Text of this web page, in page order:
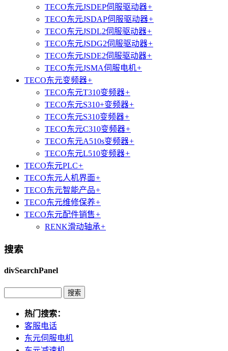
TECO东元JSDEP伺服驱动器+
TECO东元JSDAP伺服驱动器+
TECO东元JSDL2伺服驱动器+
TECO东元JSDG2伺服驱动器+
TECO东元JSDE2伺服驱动器+
TECO东元JSMA伺服电机+
TECO东元变频器+
TECO东元T310变频器+
TECO东元S310+变频器+
TECO东元S310变频器+
TECO东元C310变频器+
TECO东元A510s变频器+
TECO东元L510变频器+
TECO东元PLC+
TECO东元人机界面+
TECO东元智能产品+
TECO东元维修保养+
TECO东元配件销售+
RENK滑动轴承+
搜索
divSearchPanel
热门搜索：
客服电话
东元伺服电机